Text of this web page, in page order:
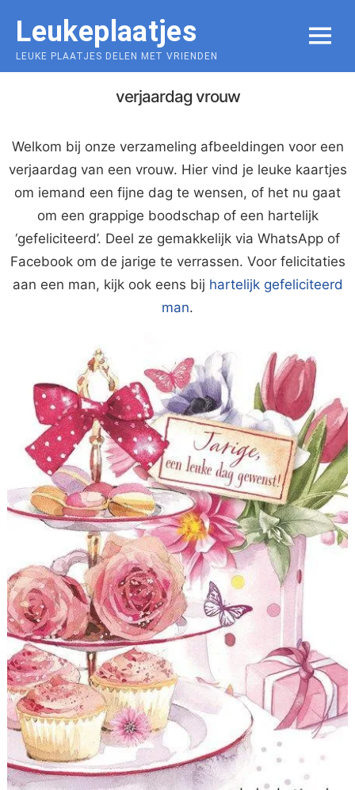
content
Leukeplaatjes
LEUKE PLAATJES DELEN MET VRIENDEN
MENU
verjaardag vrouw
Welkom bij onze verzameling afbeeldingen voor een
verjaardag van een vrouw. Hier vind je leuke kaartjes
om iemand een fijne dag te wensen, of het nu gaat
om een grappige boodschap of een hartelijk
‘gefeliciteerd’. Deel ze gemakkelijk via WhatsApp of
Facebook om de jarige te verrassen. Voor felicitaties
aan een man, kijk ook eens bij hartelijk gefeliciteerd
man.